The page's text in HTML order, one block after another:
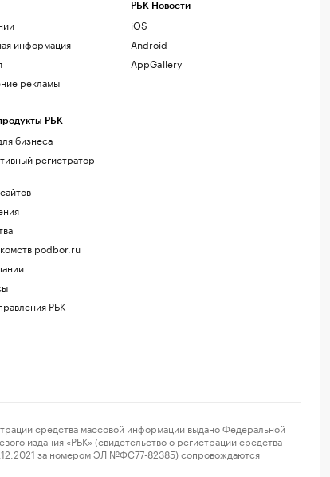
информация
рекламы
РБК
бизнеса
регистратор
podbor.ru
РБК
РБК Новости
iOS
Android
AppGallery
средства массовой информации выдано Федеральной
издания «РБК» (свидетельство о регистрации средства
за номером ЭЛ №ФС77-82385) сопровождаются